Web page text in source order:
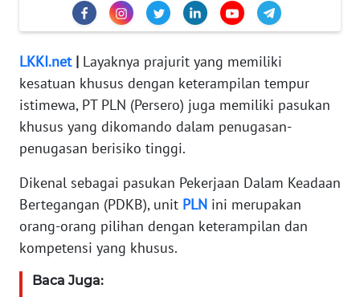
LKKI.net| Layaknya prajurit yang memiliki
kesatuan khusus dengan keterampilan tempur
istimewa, PT PLN (Persero) juga memiliki pasukan
khusus yang dikomando dalam penugasan-
penugasan berisiko tinggi.
Dikenal sebagai pasukan Pekerjaan Dalam Keadaan
Bertegangan (PDKB), unit PLN ini merupakan
orang-orang pilihan dengan keterampilan dan
kompetensi yang khusus.
Baca Juga:
DISCLAIMER
Wahana
Regional
WN